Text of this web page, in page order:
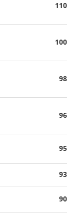
110
100
98
96
95
93
90